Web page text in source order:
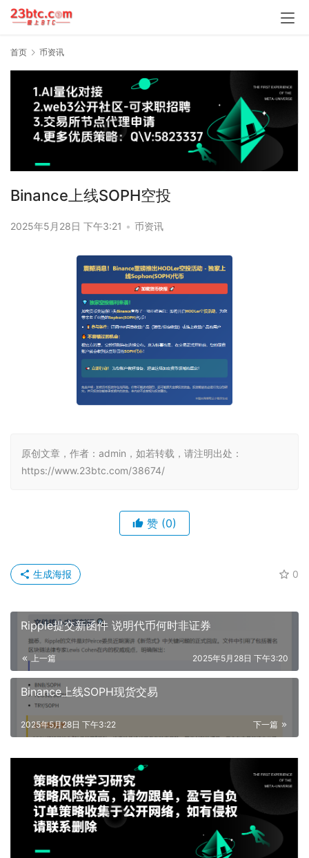
首页 币资讯
Binance上线SOPH空投
2025年5月28日 下午3:21 • 币资讯
原创文章，作者：admin，如若转载，请注明出处：
https://www.23btc.com/38674/
赞 (0)
0
生成海报
Ripple提交新函件 说明代币何时非证券
上一篇 2025年5月28日 下午3:20
Binance上线SOPH现货交易
下一篇
2025年5月28日 下午3:22